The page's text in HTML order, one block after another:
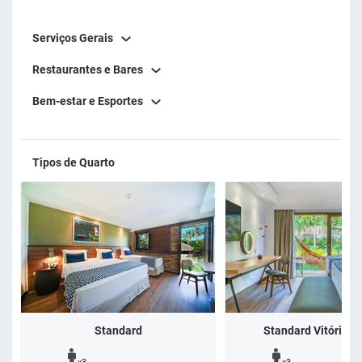
Serviços Gerais
Restaurantes e Bares
Bem-estar e Esportes
Tipos de Quarto
Standard Standard Vitória-